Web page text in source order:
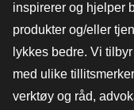
inspirerer og hjelper
produkter og/eller
lykkes bedre. Vi
med ulike
verktøy og råd,